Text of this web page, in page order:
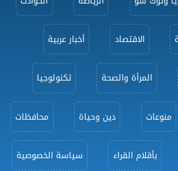
الاقتصاد أخبار عربية
المرأة والصحة تكنولوجيا
منوعات دين وحياة محافظات
بأقلام القراء سياسة الخصوصية